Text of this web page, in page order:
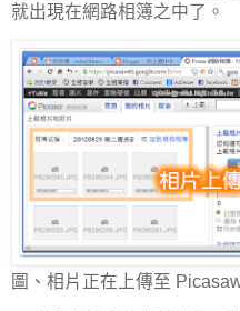
就出現在網路相簿之中了。
圖、相片正在上傳至